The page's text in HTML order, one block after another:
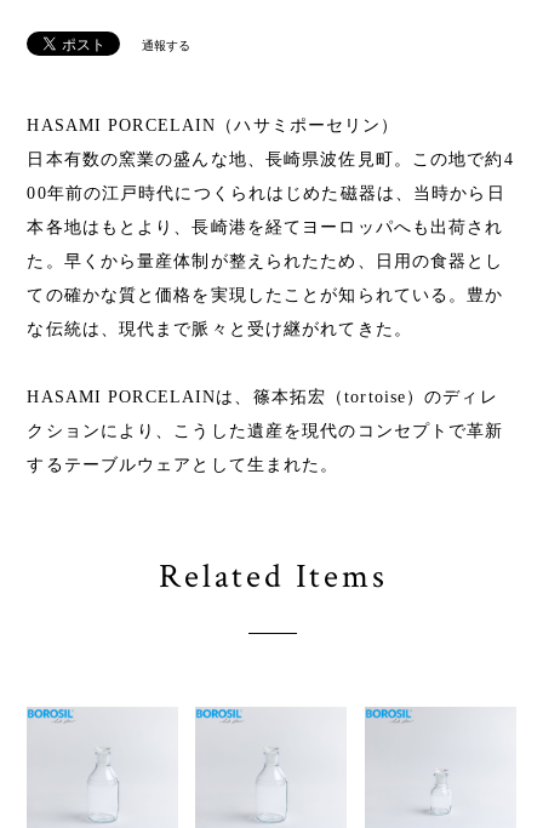
通報する
HASAMI PORCELAIN（ハサミポーセリン）
日本有数の窯業の盛んな地、長崎県波佐見町。この地で約4
00年前の江戸時代につくられはじめた磁器は、当時から日
本各地はもとより、長崎港を経てヨーロッパへも出荷され
た。早くから量産体制が整えられたため、日用の食器とし
ての確かな質と価格を実現したことが知られている。豊か
な伝統は、現代まで脈々と受け継がれてきた。
HASAMI PORCELAINは、篠本拓宏（tortoise）のディレ
クションにより、こうした遺産を現代のコンセプトで革新
するテーブルウェアとして生まれた。
Related Items